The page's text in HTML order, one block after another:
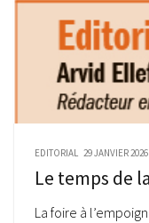
EDITORIAL 29 JANVIER 2026
Le temps de
La foire à